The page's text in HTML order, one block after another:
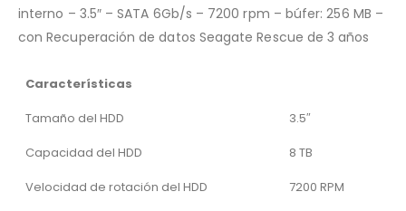
interno – 3.5″ – SATA 6Gb/s – 7200 rpm – búfer: 256 MB –
con Recuperación de datos Seagate Rescue de 3 años
Características
Tamaño del HDD
3.5″
Capacidad del HDD
8 TB
Velocidad de rotación del HDD
7200 RPM